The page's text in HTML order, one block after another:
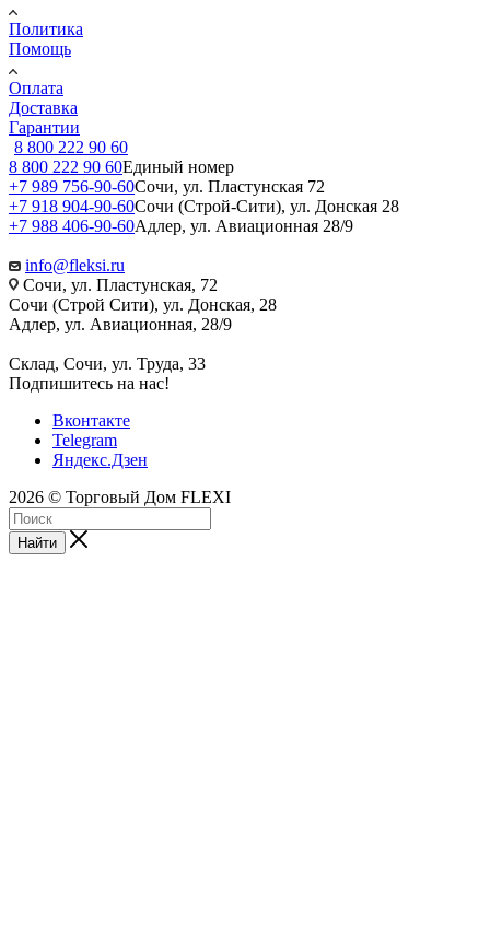
Политика
Помощь
Оплата
Доставка
Гарантии
8 800 222 90 60
8 800 222 90 60Единый номер
+7 989 756-90-60Сочи, ул. Пластунская 72
+7 918 904-90-60Сочи (Строй-Сити), ул. Донская 28
+7 988 406-90-60Адлер, ул. Авиационная 28/9
info@fleksi.ru
Сочи, ул. Пластунская, 72
Сочи (Строй Сити), ул. Донская, 28
Адлер, ул. Авиационная, 28/9
Склад, Сочи, ул. Труда, 33
Подпишитесь на нас!
Вконтакте
Telegram
Яндекс.Дзен
2026 © Торговый Дом FLEXI
Найти